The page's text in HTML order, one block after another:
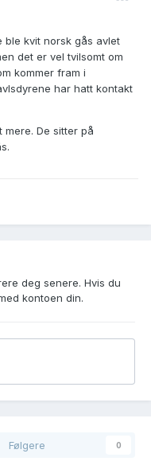
ble kvit norsk gås avlet
det er vel tvilsomt om
kommer fram i
har hatt kontakt
mere. De sitter på
deg senere. Hvis du
kontoen din.
Følgere 0